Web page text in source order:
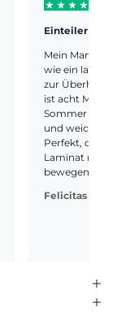
Einteiler
Mein Mann
wie ein langer
zur
ist acht
Sommer und
und weich.
Perfekt, dass
Laminat nicht
bewegen
Felicitas G.,